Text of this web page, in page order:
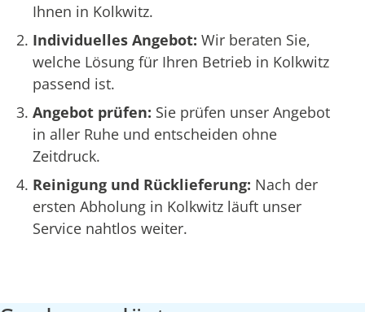
Ihnen in Kolkwitz.
Individuelles Angebot: Wir beraten Sie,
welche Lösung für Ihren Betrieb in Kolkwitz
passend ist.
Angebot prüfen: Sie prüfen unser Angebot
in aller Ruhe und entscheiden ohne
Zeitdruck.
Reinigung und Rücklieferung: Nach der
ersten Abholung in Kolkwitz läuft unser
Service nahtlos weiter.